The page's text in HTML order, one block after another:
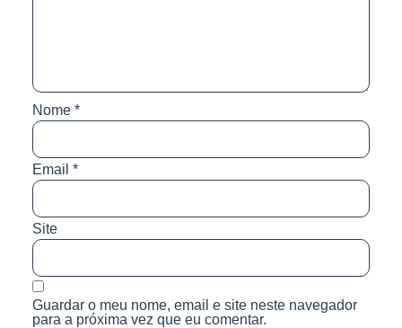
Nome *
Email *
Site
Guardar o meu nome, email e site neste navegador
para a próxima vez que eu comentar.